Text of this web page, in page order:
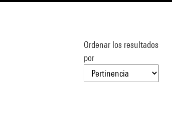
Ordenar los resultados
por